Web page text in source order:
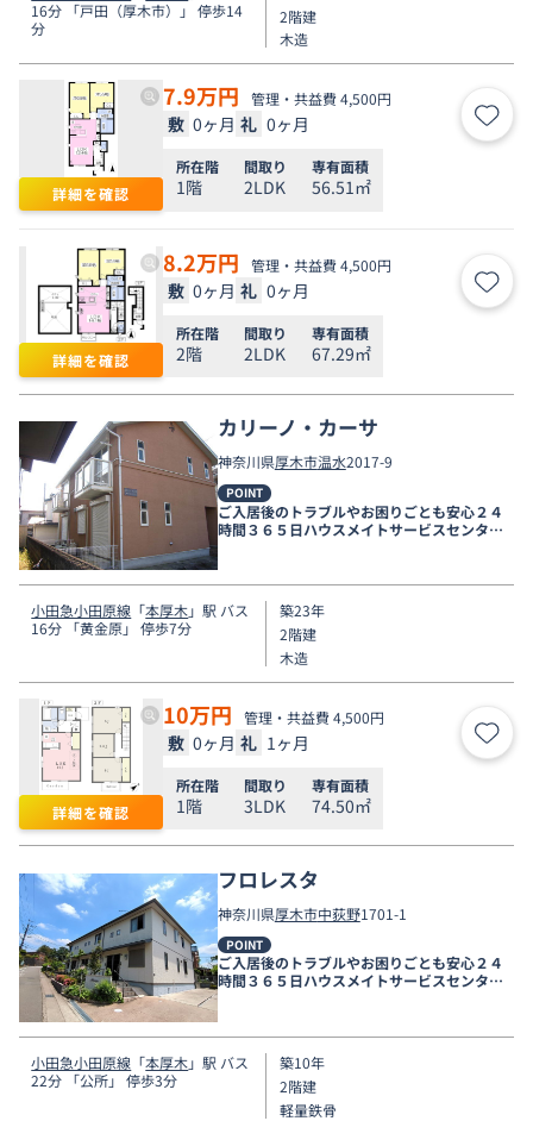
16分 「戸田（厚木市）」 停歩14
分
2階建
木造
詳細を確認
7.9万円 管理・共益費 4,500円
敷 0ヶ月 礼 0ヶ月 お気
所在階
1階
間取り
2LDK
専有面積
56.51㎡
詳細を確認
8.2万円 管理・共益費 4,500円
敷 0ヶ月 礼 0ヶ月 お気
所在階
2階
間取り
2LDK
専有面積
67.29㎡
カリーノ・カーサ
神奈川県厚木市温水2017-9
POINT
ご入居後のトラブルやお困りごとも安心２４
時間３６５日ハウスメイトサービスセンター
電話受付対応。
小田急小田原線 「本厚木」駅 バス
16分 「黄金原」 停歩7分
築23年
2階建
木造
詳細を確認
10万円 管理・共益費 4,500円
敷 0ヶ月 礼 1ヶ月 お気
所在階
1階
間取り
3LDK
専有面積
74.50㎡
フロレスタ
神奈川県厚木市中荻野1701-1
POINT
ご入居後のトラブルやお困りごとも安心２４
時間３６５日ハウスメイトサービスセンター
電話受付対応。
小田急小田原線 「本厚木」駅 バス
22分 「公所」 停歩3分
築10年
2階建
軽量鉄骨